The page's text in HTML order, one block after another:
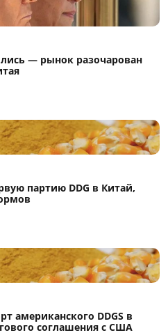
— рынок разочарован
партию DDG в Китай,
американского DDGS в
соглашения с США